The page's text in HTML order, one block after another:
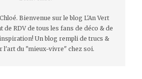
Bienvenue sur le blog L'An Vert
de RDV de tous les fans de déco & de
Un blog rempli de trucs &
l'art du "mieux-vivre" chez soi.